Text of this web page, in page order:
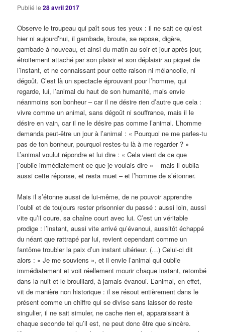
Publié le28 avril 2017
Observe le troupeau qui paît sous tes yeux : il ne sait ce qu’est
hier ni aujourd’hui, il gambade, broute, se repose, digère,
gambade à nouveau, et ainsi du matin au soir et jour après jour,
étroitement attaché par son plaisir et son déplaisir au piquet de
l’instant, et ne connaissant pour cette raison ni mélancolie, ni
dégoût. C’est là un spectacle éprouvant pour l’homme, qui
regarde, lui, l’animal du haut de son humanité, mais envie
néanmoins son bonheur – car il ne désire rien d’autre que cela :
vivre comme un animal, sans dégoût ni souffrance, mais il le
désire en vain, car il ne le désire pas comme l’animal. L’homme
demanda peut-être un jour à l’animal : « Pourquoi ne me parles-tu
pas de ton bonheur, pourquoi restes-tu là à me regarder ? »
L’animal voulut répondre et lui dire : « Cela vient de ce que
j’oublie immédiatement ce que je voulais dire » – mais il oublia
aussi cette réponse, et resta muet – et l’homme de s’étonner.
Mais il s’étonne aussi de lui-même, de ne pouvoir apprendre
l’oubli et de toujours rester prisonnier du passé : aussi loin, aussi
vite qu’il coure, sa chaîne court avec lui. C’est un véritable
prodige : l’instant, aussi vite arrivé qu’évanoui, aussitôt échappé
du néant que rattrapé par lui, revient cependant comme un
fantôme troubler la paix d’un instant ultérieur. (…) Celui-ci dit
alors : « Je me souviens », et il envie l’animal qui oublie
immédiatement et voit réellement mourir chaque instant, retombé
dans la nuit et le brouillard, à jamais évanoui. L’animal, en effet,
vit de manière non historique : il se résout entièrement dans le
présent comme un chiffre qui se divise sans laisser de reste
singulier, il ne sait simuler, ne cache rien et, apparaissant à
chaque seconde tel qu’il est, ne peut donc être que sincère.